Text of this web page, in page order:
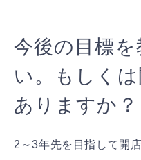
今後の目標
い。もしく
ありますか？
2～3年先を目指して開店